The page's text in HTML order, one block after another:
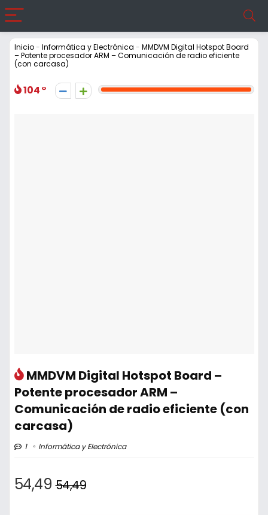
Inicio- Informática y Electrónica - MMDVM Digital Hotspot Board
– Potente procesador ARM – Comunicación de radio eficiente
(con carcasa)
104
MMDVM Digital Hotspot Board –
Potente procesador ARM –
Comunicación de radio eficiente (con
carcasa)
1 Informática y Electrónica
54,49 54,49